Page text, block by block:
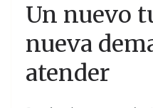
Un nuevo
nueva
atender